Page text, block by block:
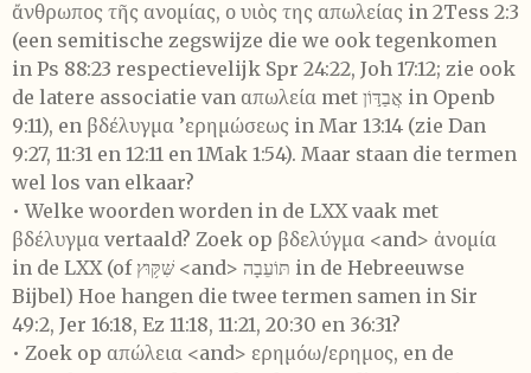
ἄνθρωπος τῆς ανομίας, ο υιὸς της απωλείας in 2Tess 2:3
(een semitische zegswijze die we ook tegenkomen
in Ps 88:23 respectievelijk Spr 24:22, Joh 17:12; zie ook
de latere associatie van απωλεία met אֲבַדּ֣וֹן in Openb
9:11), en βδέλυγμα ’ερημώσεως in Mar 13:14 (zie Dan
9:27, 11:31 en 12:11 en 1Mak 1:54). Maar staan die termen
wel los van elkaar?
• Welke woorden worden in de LXX vaak met
βδέλυγμα vertaald? Zoek op βδελύγμα <and> ἀνομία
in de LXX (of שִּׁקּ֥וּץ <and> תּוֹעֵבָה in de Hebreeuwse
Bijbel) Hoe hangen die twee termen samen in Sir
49:2, Jer 16:18, Ez 11:18, 11:21, 20:30 en 36:31?
• Zoek op απώλεια <and> ερημόω/ερημος, en de